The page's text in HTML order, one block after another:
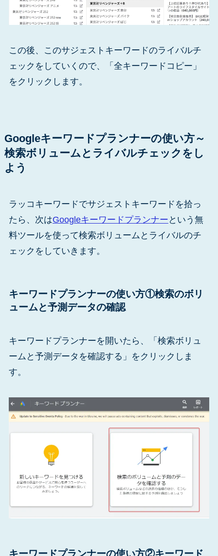
この後、このサジェストキーワードのライバルチ
ェックをしていくので、「全キーワードコピー」
をクリックします。
Googleキーワードプランナーの使い方～
検索ボリュームとライバルチェックをし
よう
ラッコキーワードでサジェストキーワードを拾っ
たら、次はGoogleキーワードプランナー という無
料ツールを使って検索ボリュームとライバルのチ
ェックをしていきます。
キーワードプランナーの使い方①検索のボリ
ュームと予測データの確認
キーワードプランナーを開いたら、「検索ボリュ
ームと予測データを確認する」をクリックしま
す。
キーワードプランナーの使い方②キーワード